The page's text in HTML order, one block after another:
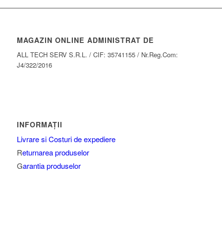
MAGAZIN ONLINE ADMINISTRAT DE
ALL TECH SERV S.R.L. / CIF: 35741155 / Nr.Reg.Com:
J4/322/2016
INFORMAŢII
Livrare si Costuri de expediere
Returnarea produselor
Garantia produselor